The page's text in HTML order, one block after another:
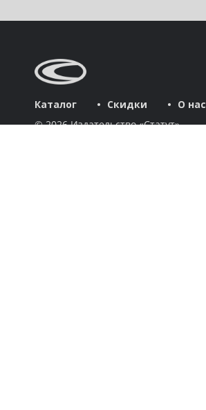
Каталог Скидки О нас
© 2026 Издательство «Статут»